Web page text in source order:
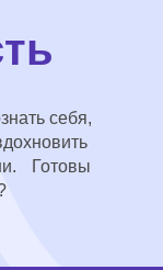
себя,
Готовы